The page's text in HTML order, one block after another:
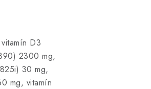
D3
2300 mg,
30 mg,
mg, vitamín